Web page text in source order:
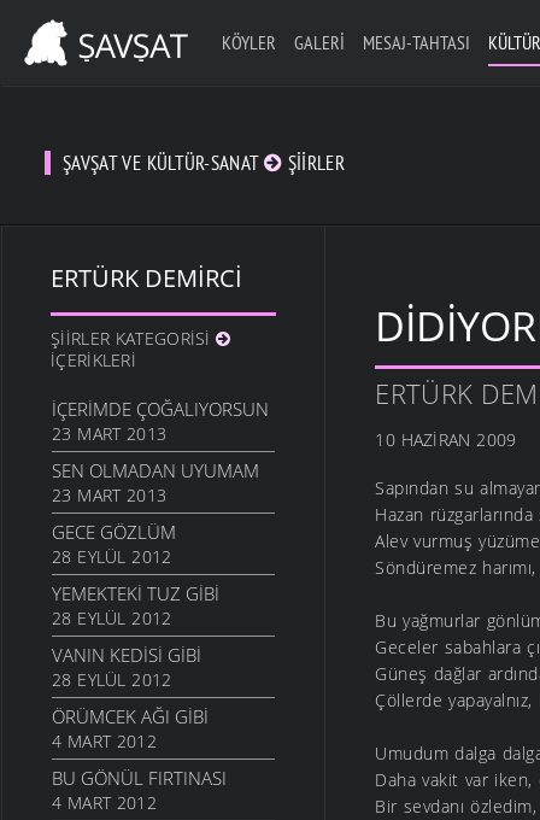
KÖYLER GALERI MESAJ-TAHTASI
ŞAVŞAT VE KÜLTÜR-SANAT ŞIIRLER
ERTÜRK DEMIRCI
ŞIIRLER KATEGORISI
İÇERIKLERI
İÇERIMDE ÇOĞALIYORSUN
23 MART 2013
SEN OLMADAN UYUMAM
23 MART 2013
GECE GÖZLÜM
28 EYLÜL 2012
YEMEKTEKI TUZ GIBI
28 EYLÜL 2012
VANIN KEDISI GIBI
28 EYLÜL 2012
ÖRÜMCEK AĞI GIBI
4 MART 2012
BU GÖNÜL FIRTINASI
4 MART 2012
ERTÜRK
10 HAZIRAN 2009
Sapından su
Hazan
Alev vurmuş
Söndüremez
Bu yağmurlar
Geceler sabahlara
Güneş dağlar
Çöllerde
Umudum dalga
Daha vakit var iken,
Bir sevdanı